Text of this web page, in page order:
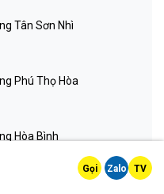
Tân Sơn Nhì
Phú Thọ Hòa
Hòa Bình
Gọi Zalo TV